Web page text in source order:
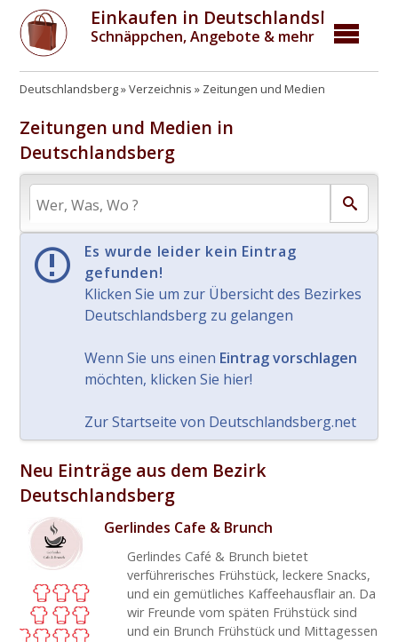
Einkaufen in Deutschlandsberg
Schnäppchen, Angebote & mehr
Deutschlandsberg Verzeichnis Zeitungen und Medien
Zeitungen und Medien in
Deutschlandsberg
Es wurde leider kein Eintrag
gefunden!
Klicken Sie um zur Übersicht des Bezirkes
Deutschlandsberg zu gelangen
Wenn Sie uns einen Eintrag vorschlagen
möchten, klicken Sie hier!
Zur Startseite von Deutschlandsberg.net
Neu Einträge aus dem Bezirk
Deutschlandsberg
Gerlindes Cafe & Brunch
Gerlindes Café & Brunch bietet
verführerisches Frühstück, leckere Snacks,
und ein gemütliches Kaffeehausflair an. Da
wir Freunde vom späten Frühstück sind
und ein Brunch Frühstück und Mittagessen